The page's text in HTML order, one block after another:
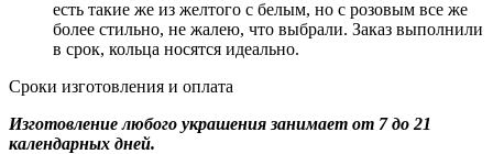
есть такие же из желтого с белым, но с розовым все же
более стильно, не жалею, что выбрали. Заказ выполнили
в срок, кольца носятся идеально.
Сроки изготовления и оплата
Изготовление любого украшения занимает от 7 до 21
календарных дней.